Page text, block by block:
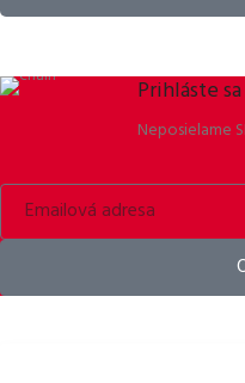
Prihláste
Neposielame